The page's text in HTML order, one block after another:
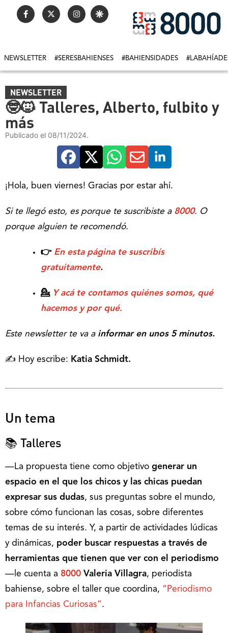
NEWSLETTER #SERESBAHIENSES #BAHIENSIDADES
NEWSLETTER
🤓🐱 Talleres, Alberto, fulbito y
más
Publicado el 08/11/2024.
¡Hola, buen viernes! Gracias por estar ahí.
Si te llegó esto, es porque te suscribiste a 8000. O
porque alguien te recomendó.
👉 En esta página te suscribís
gratuitamente.
💁 Y acá te contamos quiénes somos, qué
hacemos y por qué.
Este newsletter te va a informar en unos 5 minutos.
✍️ Hoy escribe: Katia Schmidt.
Un tema
📚 Talleres
—La propuesta tiene como objetivo generar un
espacio en el que los chicos y las chicas puedan
expresar sus dudas, sus preguntas sobre el mundo,
sobre cómo funcionan las cosas, sobre diferentes
temas de su interés. Y, a partir de actividades lúdicas
y dinámicas, poder buscar respuestas a través de
herramientas que tienen que ver con el periodismo
—le cuenta a 8000 Valeria Villagra, periodista
bahiense, sobre el taller que coordina, “Periodismo
para Infancias Curiosas”.